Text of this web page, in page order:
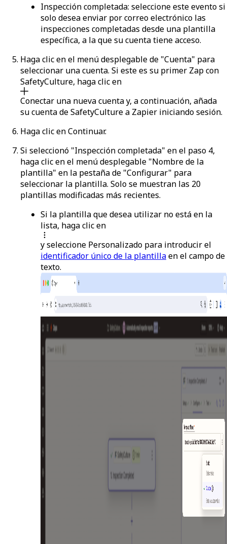
Inspección completada: seleccione este evento si
solo desea enviar por correo electrónico las
inspecciones completadas desde una plantilla
específica, a la que su cuenta tiene acceso.
Haga clic en el menú desplegable de "Cuenta" para
seleccionar una cuenta. Si este es su primer Zap con
SafetyCulture, haga clic en
Conectar una nueva cuentay, a continuación, añada
su cuenta de SafetyCulture a Zapier iniciando sesión.
Haga clic enContinuar.
Si seleccionó "Inspección completada" en el paso 4,
haga clic en el menú desplegable "Nombre de la
plantilla" en la pestaña de "Configurar" para
seleccionar la plantilla. Solo se muestran las 20
plantillas modificadas más recientes.
Si la plantilla que desea utilizar no está en la
lista, haga clic en
y seleccione Personalizado para introducir el
identificador único de la plantillaen el campo de
texto.